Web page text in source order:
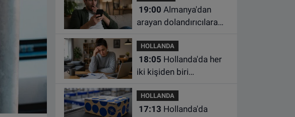
19:00
arayan dolandırıcılara
HOLLANDA
18:05
iki kişiden biri
HOLLANDA
17:13